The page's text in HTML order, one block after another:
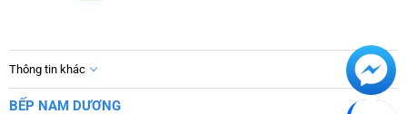
Thông tin khác
BẾP NAM DƯƠNG